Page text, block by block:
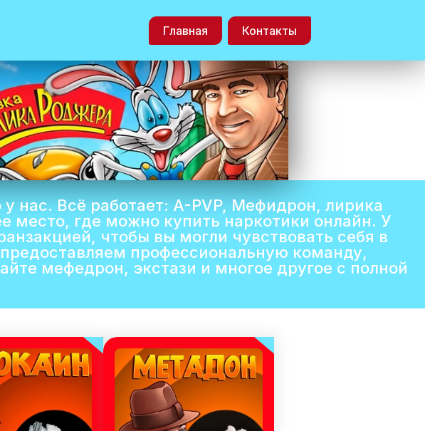
Главная Контакты
нас. Всё работает: A-PVP, Мефидрон, лирика
место, где можно купить наркотики онлайн. У
чтобы вы могли чувствовать себя в
профессиональную команду,
мефедрон, экстази и многое другое с полной